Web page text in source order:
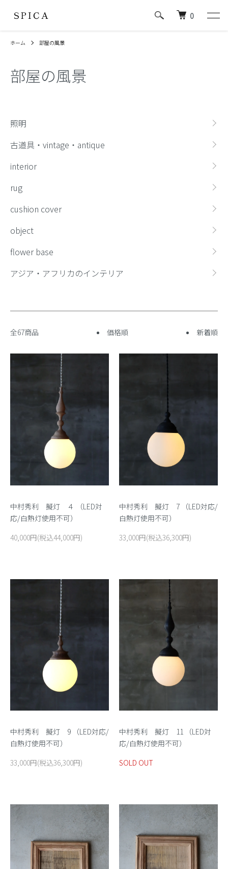
0
ホーム 部屋の風景
部屋の風景
照明
古道具・vintage・antique
interior
rug
cushion cover
object
flower base
アジア・アフリカのインテリア
全67商品 価格順 新着順
中村秀利 擬灯 ４ （LED対
応/白熱灯使用不可）
40,000円(税込44,000円)
中村秀利 擬灯 7 （LED対応/
白熱灯使用不可）
33,000円(税込36,300円)
中村秀利 擬灯 9 （LED対応/
白熱灯使用不可）
33,000円(税込36,300円)
中村秀利 擬灯 11 （LED対
応/白熱灯使用不可）
SOLD OUT